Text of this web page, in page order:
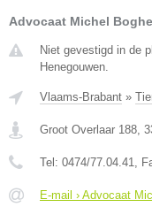
Advocaat Michel Boghe
Niet gevestigd in de
Henegouwen.
Vlaams-Brabant »
Groot Overlaar 188
Tel: 0474/77.04.41 ,
E-mail › Advocaat